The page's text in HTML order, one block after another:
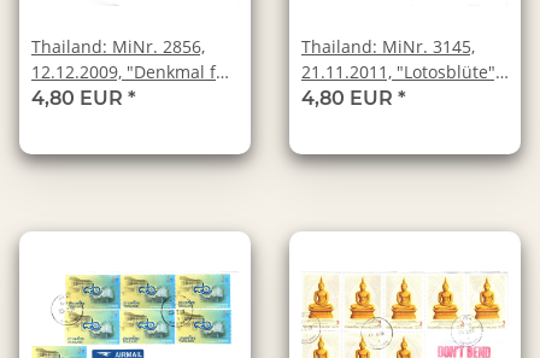
Thailand: MiNr. 2856,
12.12.2009, "Denkmal für
Genevieve Caulfield (1888
Thailand", Ganzstück,
4,80 EUR *
Thailand: MiNr. 3145,
21.11.2011, "Lotosblüte",
Ganzstück, Tagesstempel
4,80 EUR *